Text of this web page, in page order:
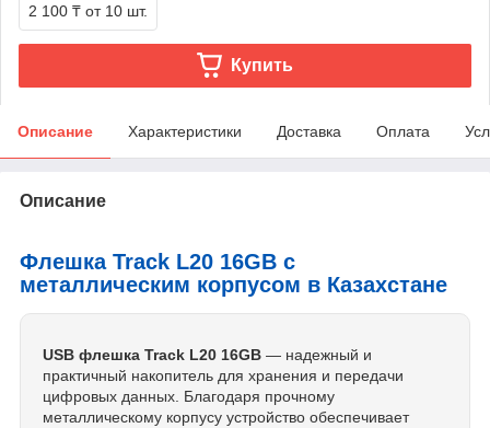
2 100 ₸ от 10 шт.
Купить
Описание Характеристики Доставка Оплата
Описание
Флешка Track L20 16GB с
металлическим корпусом в Казахстане
USB флешка Track L20 16GB — надежный и
практичный накопитель для хранения и передачи
цифровых данных. Благодаря прочному
металлическому корпусу устройство обеспечивает